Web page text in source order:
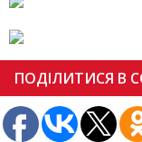
ПОДІЛИТИСЯ В